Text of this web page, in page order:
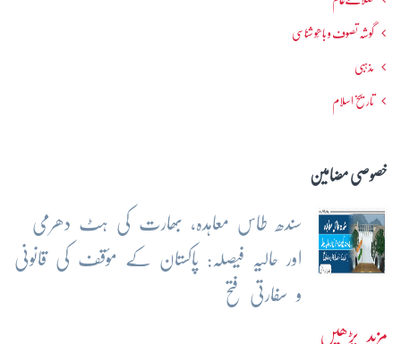
گوشہ تصوف و باھُو شناسی
مذہبی
تاریخ اسلام
خصوصی مضامین
سندھ طاس معاہدہ، بھارت کی ہٹ دھرمی
اور حالیہ فیصلہ: پاکستان کے مؤقف کی قانونی
و سفارتی فتح
مزید پڑھیں